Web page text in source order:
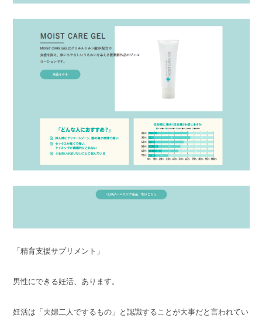
「精育支援サプリメント」
男性にできる妊活、あります。
妊活は「夫婦二人でするもの」と認識することが大事だと言われてい